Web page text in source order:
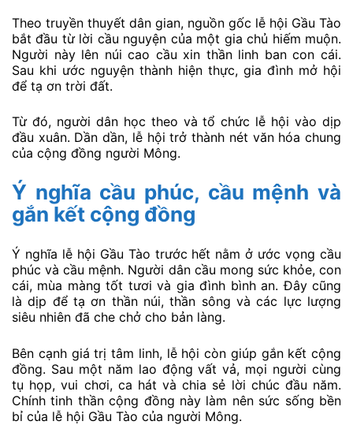
Theo truyền thuyết dân gian, nguồn gốc lễ hội Gầu Tào
bắt đầu từ lời cầu nguyện của một gia chủ hiếm muộn.
Người này lên núi cao cầu xin thần linh ban con cái.
Sau khi ước nguyện thành hiện thực, gia đình mở hội
để tạ ơn trời đất.
Từ đó, người dân học theo và tổ chức lễ hội vào dịp
đầu xuân. Dần dần, lễ hội trở thành nét văn hóa chung
của cộng đồng người Mông.
Ý nghĩa cầu phúc, cầu mệnh và
gắn kết cộng đồng
Ý nghĩa lễ hội Gầu Tào trước hết nằm ở ước vọng cầu
phúc và cầu mệnh. Người dân cầu mong sức khỏe, con
cái, mùa màng tốt tươi và gia đình bình an. Đây cũng
là dịp để tạ ơn thần núi, thần sông và các lực lượng
siêu nhiên đã che chở cho bản làng.
Bên cạnh giá trị tâm linh, lễ hội còn giúp gắn kết cộng
đồng. Sau một năm lao động vất vả, mọi người cùng
tụ họp, vui chơi, ca hát và chia sẻ lời chúc đầu năm.
Chính tinh thần cộng đồng này làm nên sức sống bền
bỉ của lễ hội Gầu Tào của người Mông.